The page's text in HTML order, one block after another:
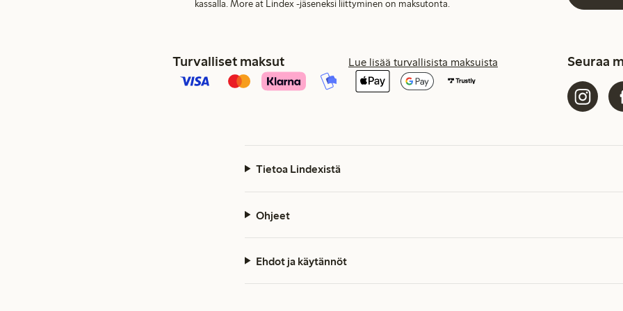
kassalla. More at Lindex -jäseneksi liittyminen on maksutonta.
Turvalliset maksut Lue lisää turvallisista maksuista Seuraa
Tietoa Lindexistä
Ohjeet
Ehdot ja käytännöt